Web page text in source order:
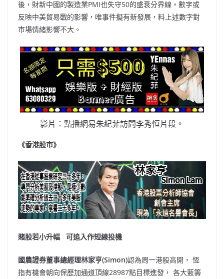
後，財新中國的製造業PMI也失守50的盛衰分界線。數字或
反映中美貿易戰的影響，唯事件擬有新發展，料上述數字對
市場情緒影響不大。
影片：點播網易朱紀菲訪問李秀恒片段。
《香港股市》
賭股若小升幅 可追入作短線投機
國農證券董事總經理林家亨(Simon)認為周一港股高開， 恆
指有機會朝向保歷加通道頂線28987點目標進發， 各大藍籌